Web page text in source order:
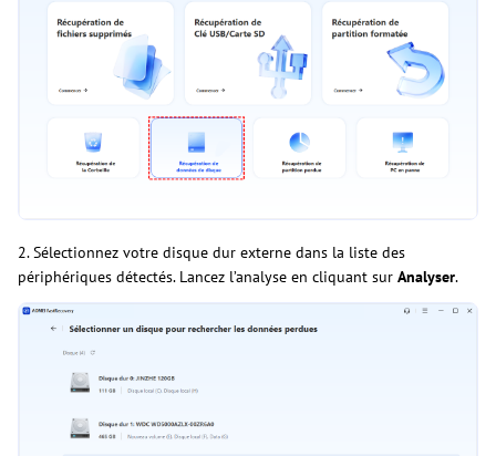
2. Sélectionnez votre disque dur externe dans la liste des
périphériques détectés. Lancez l’analyse en cliquant sur Analyser.